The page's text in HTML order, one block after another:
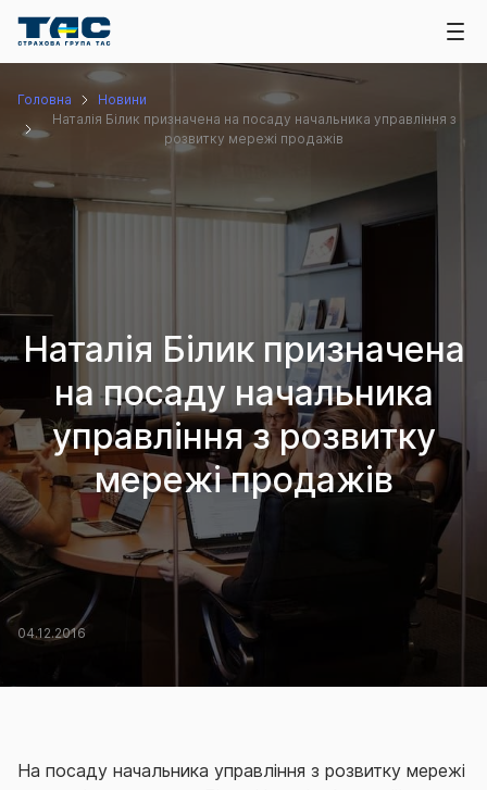
Головна
Новини
Наталія Білик призначена на посаду начальника управління з
розвитку мережі продажів
Наталія Білик призначена
на посаду начальника
управління з розвитку
мережі продажів
04.12.2016
На посаду начальника управління з розвитку мережі